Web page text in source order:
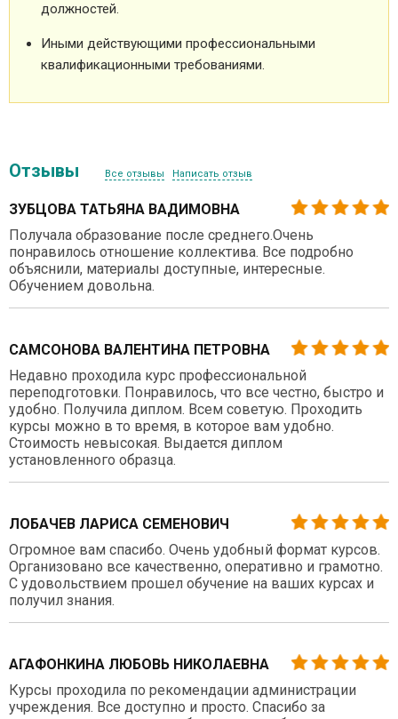
должностей.
Иными действующими профессиональными
квалификационными требованиями.
Отзывы Все отзывы Написать отзыв
ЗУБЦОВА ТАТЬЯНА ВАДИМОВНА
Получала образование после среднего.Очень
понравилось отношение коллектива. Все подробно
объяснили, материалы доступные, интересные.
Обучением довольна.
САМСОНОВА ВАЛЕНТИНА ПЕТРОВНА
Недавно проходила курс профессиональной
переподготовки. Понравилось, что все честно, быстро и
удобно. Получила диплом. Всем советую. Проходить
курсы можно в то время, в которое вам удобно.
Стоимость невысокая. Выдается диплом
установленного образца.
ЛОБАЧЕВ ЛАРИСА СЕМЕНОВИЧ
Огромное вам спасибо. Очень удобный формат курсов.
Организовано все качественно, оперативно и грамотно.
С удовольствием прошел обучение на ваших курсах и
получил знания.
АГАФОНКИНА ЛЮБОВЬ НИКОЛАЕВНА
Курсы проходила по рекомендации администрации
учреждения. Все доступно и просто. Спасибо за